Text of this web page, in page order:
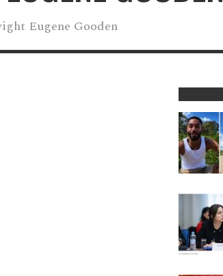
Eugene Gooden